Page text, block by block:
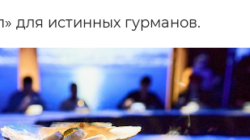
для истинных гурманов.